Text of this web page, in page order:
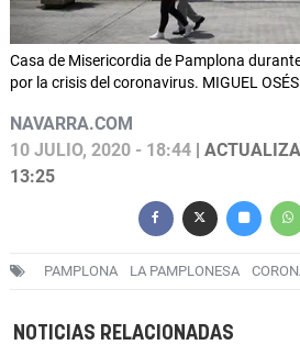
Casa de Misericordia de Pamplona
por la crisis del coronavirus. MIGUEL OSÉS
NAVARRA.COM
10 JULIO, 2020 - 18:44 |
13:25
PAMPLONA LA PAMPLONESA
NOTICIAS RELACIONADAS